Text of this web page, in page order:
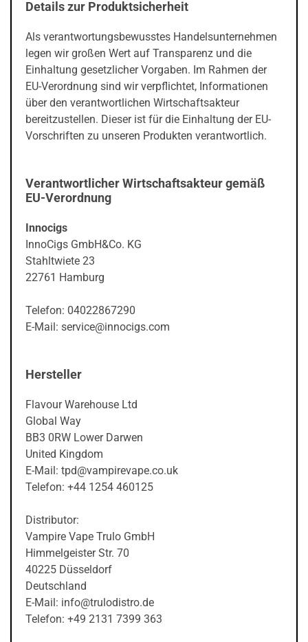
Details zur Produktsicherheit
Als verantwortungsbewusstes Handelsunternehmen
legen wir großen Wert auf Transparenz und die
Einhaltung gesetzlicher Vorgaben. Im Rahmen der
EU-Verordnung sind wir verpflichtet, Informationen
über den verantwortlichen Wirtschaftsakteur
bereitzustellen. Dieser ist für die Einhaltung der EU-
Vorschriften zu unseren Produkten verantwortlich.
Verantwortlicher Wirtschaftsakteur gemäß
EU-Verordnung
Innocigs
InnoCigs GmbH&Co. KG
Stahltwiete 23
22761 Hamburg
Telefon: 04022867290
E-Mail: service@innocigs.com
Hersteller
Flavour Warehouse Ltd
Global Way
BB3 0RW Lower Darwen
United Kingdom
E-Mail: tpd@vampirevape.co.uk
Telefon: +44 1254 460125
Distributor:
Vampire Vape Trulo GmbH
Himmelgeister Str. 70
40225 Düsseldorf
Deutschland
E-Mail: info@trulodistro.de
Telefon: +49 2131 7399 363